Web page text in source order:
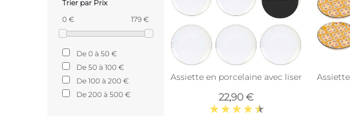
Trier par Prix
0 €
179 €
De 0 à 50 €
De 50 à 100 €
De 100 à 200 €
De 200 à 500 €
Assiette en porcelaine avec liseré doré
22,90 €